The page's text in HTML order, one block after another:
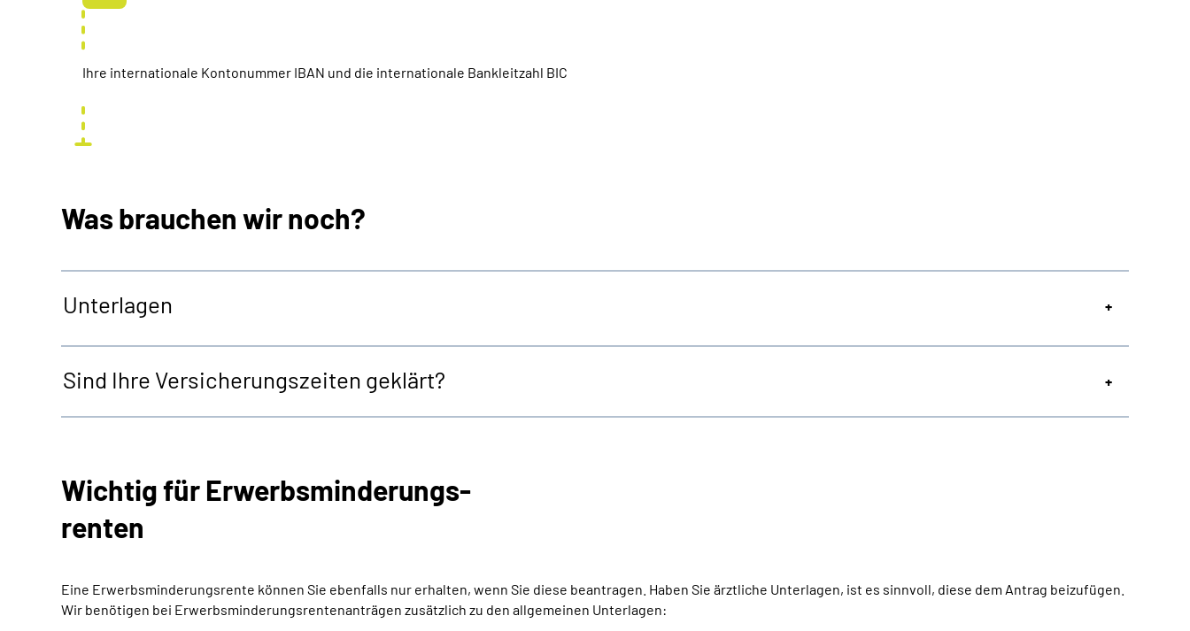
Ihre internationale Kontonummer IBAN und die internationale Bankleitzahl BIC
Was brauchen wir noch?
Unterlagen
Sind Ihre Versicherungszeiten geklärt?
Wichtig für Erwerbsminderungs-
renten
Eine Erwerbsminderungsrente können Sie ebenfalls nur erhalten, wenn Sie diese beantragen. Haben Sie ärztliche Unterlagen, ist es sinnvoll, diese dem Antrag beizufügen.
Wir benötigen bei Erwerbsminderungsrentenanträgen zusätzlich zu den allgemeinen Unterlagen: